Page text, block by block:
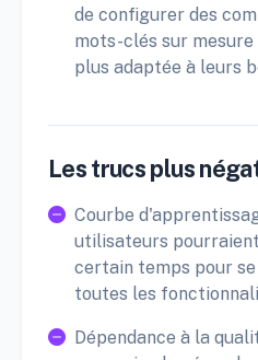
de configurer des
mots-clés sur
plus adaptée à leurs
Les trucs plus
Courbe
utilisateurs
certain temps pour
toutes les
Dépendance à la